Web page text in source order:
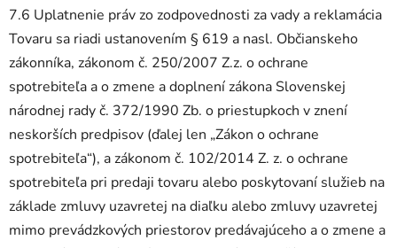
7.6 Uplatnenie práv zo zodpovednosti za vady a reklamácia
Tovaru sa riadi ustanovením § 619 a nasl. Občianskeho
zákonníka, zákonom č. 250/2007 Z.z. o ochrane
spotrebiteľa a o zmene a doplnení zákona Slovenskej
národnej rady č. 372/1990 Zb. o priestupkoch v znení
neskorších predpisov (ďalej len „Zákon o ochrane
spotrebiteľa“), a zákonom č. 102/2014 Z. z. o ochrane
spotrebiteľa pri predaji tovaru alebo poskytovaní služieb na
základe zmluvy uzavretej na diaľku alebo zmluvy uzavretej
mimo prevádzkových priestorov predávajúceho a o zmene a